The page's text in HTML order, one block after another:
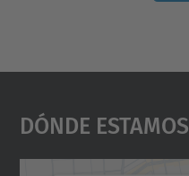
Dónde Estamos